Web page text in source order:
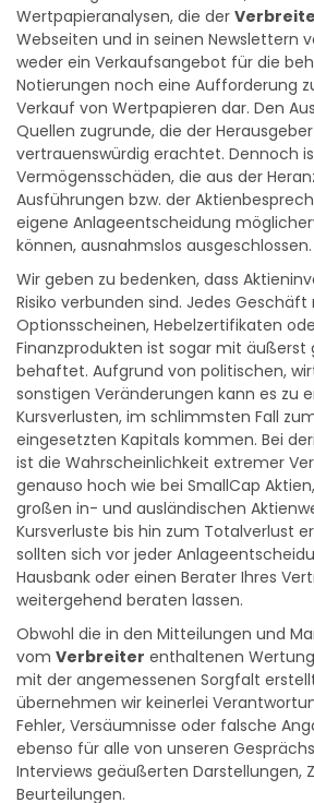
Die Hintergrundinformationen,
Wertpapieranalysen, die der
Webseiten und in seinen Newslettern
weder ein Verkaufsangebot für die
Notierungen noch eine Aufforderung
Verkauf von Wertpapieren dar. Den
Quellen zugrunde, die der
vertrauenswürdig erachtet. Dennoch
Vermögensschäden, die aus der
Ausführungen bzw. der
eigene Anlageentscheidung
Wir geben zu bedenken, dass
Risiko verbunden sind. Jedes
Optionsscheinen, Hebelzertifikaten
Finanzprodukten ist sogar mit äußerst
behaftet. Aufgrund von politischen,
sonstigen Veränderungen kann es zu
Kursverlusten, im schlimmsten Fall
eingesetzten Kapitals kommen. Bei
ist die Wahrscheinlichkeit extremer
genauso hoch wie bei SmallCap
großen in- und ausländischen
Kursverluste bis hin zum Totalverlust
sollten sich vor jeder
Hausbank oder einen Berater Ihres
Obwohl die in den Mitteilungen und
vomVerbreiterenthaltenen
mit der angemessenen Sorgfalt
übernehmen wir keinerlei
Fehler, Versäumnisse oder falsche
ebenso für alle von unseren
Interviews geäußerten Darstellungen,